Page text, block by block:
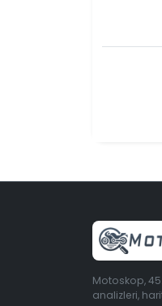
Motoskop,
analizleri,